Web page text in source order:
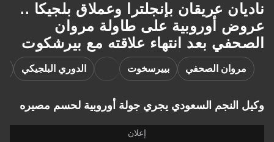
ناديان عريقان بإنجلترا وعملاق بلجيكا ..
عروض أوروبية على طاولة مروان
الصحفي بعد انتهاء علاقته مع بيرشكوت
مروان الصحفي بييرسخوت الدوري البلجيكي
وكيل النجم السعودي يجري جولة أوروبية لحسم مصيره